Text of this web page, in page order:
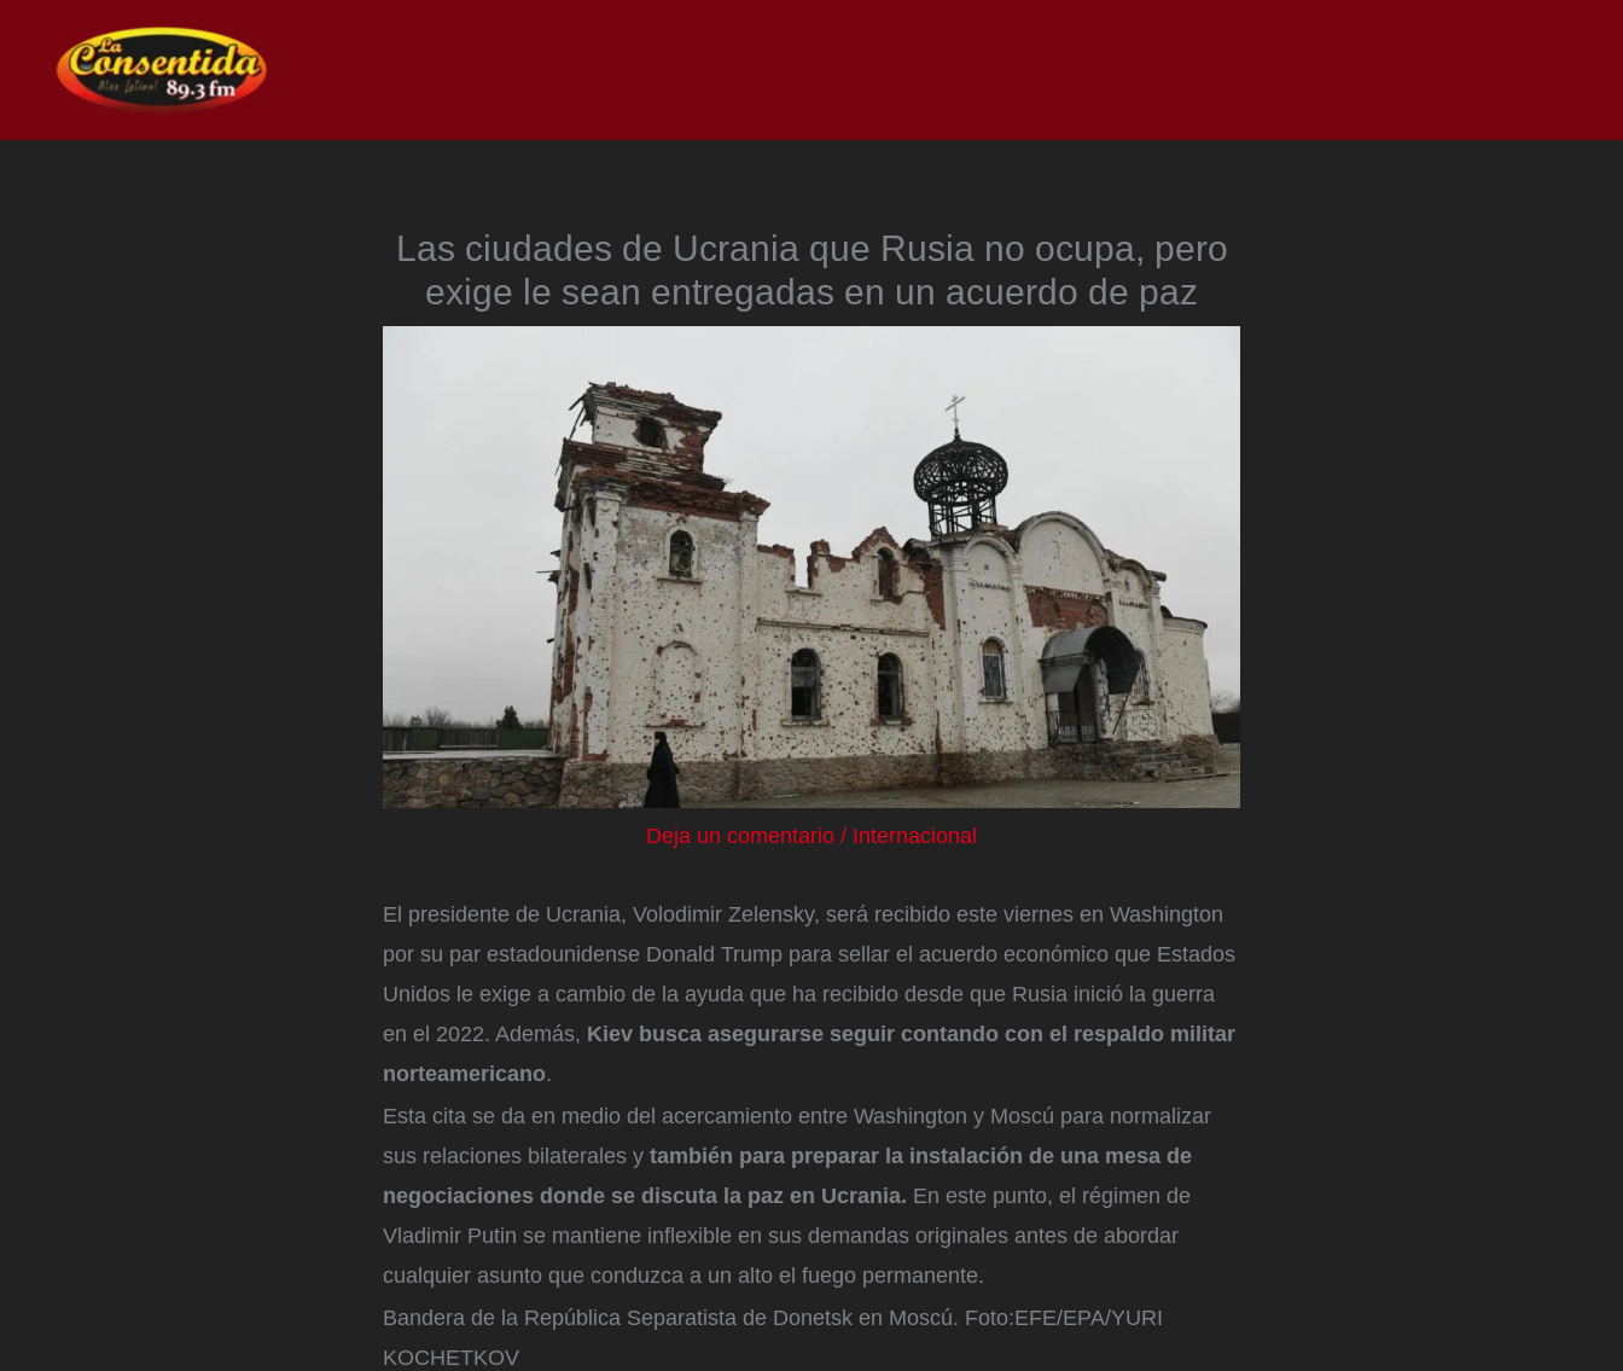
contenido
Las ciudades de Ucrania que Rusia no ocupa, pero
exige le sean entregadas en un acuerdo de paz
Deja un comentario / Internacional
El presidente de Ucrania, Volodimir Zelensky, será recibido este viernes en Washington
por su par estadounidense Donald Trump para sellar el acuerdo económico que Estados
Unidos le exige a cambio de la ayuda que ha recibido desde que Rusia inició la guerra
en el 2022. Además, Kiev busca asegurarse seguir contando con el respaldo militar
norteamericano.
Esta cita se da en medio del acercamiento entre Washington y Moscú para normalizar
sus relaciones bilaterales y también para preparar la instalación de una mesa de
negociaciones donde se discuta la paz en Ucrania. En este punto, el régimen de
Vladimir Putin se mantiene inflexible en sus demandas originales antes de abordar
cualquier asunto que conduzca a un alto el fuego permanente.
Bandera de la República Separatista de Donetsk en Moscú. Foto:EFE/EPA/YURI
KOCHETKOV